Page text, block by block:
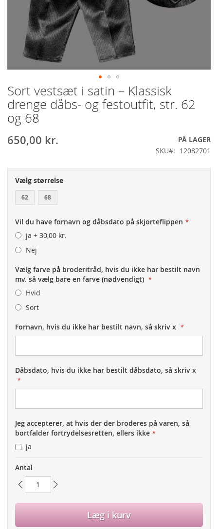
Gå
til
starten
af
billedgalleriet
Sort vestsæt i satin – Klassisk
drenge dåbs‑ og festoutfit, str. 62
og 68
650,00 kr.
PÅ LAGER
SKU
12082701
Vælg størrelse
62 68
Vil du have fornavn og dåbsdato på skjorteflippen
ja + 30,00 kr.
Nej
Vælg farve på broderitråd, hvis du ikke har bestilt navn
mv. så vælg bare en farve (nødvendigt)
Hvid
Sort
Fornavn, hvis du ikke har bestilt navn, så skriv x
Dåbsdato, hvis du ikke har bestilt dåbsdato, så skriv x
Jeg accepterer, at hvis der der broderes på varen, så
bortfalder fortrydelsesretten, ellers ikke
ja
Antal
Læg i kurv